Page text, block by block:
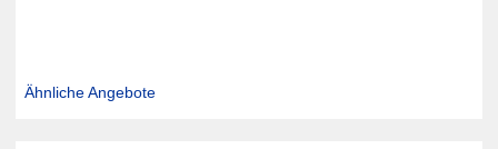
Ähnliche Angebote